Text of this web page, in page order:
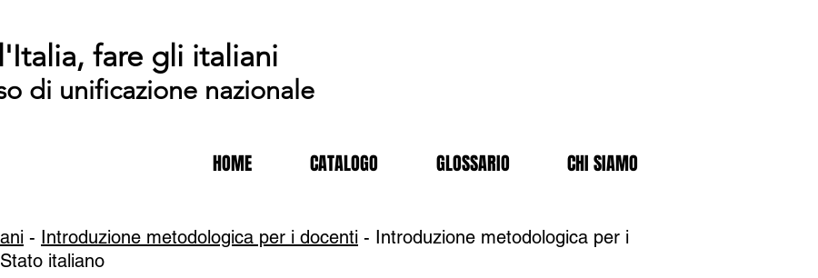
fare gli italiani
di unificazione nazionale
HOME CATALOGO GLOSSARIO CHI SIAMO
- Introduzione metodologica per i docenti - Introduzione metodologica per i
italiano